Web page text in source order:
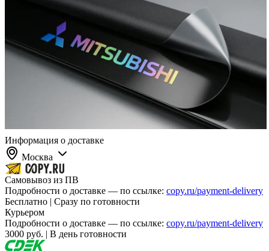
Информация о доставке
Москва
Самовывоз из ПВ
Подробности о доставке — по ссылке: copy.ru/payment-delivery
Бесплатно | Сразу по готовности
Курьером
Подробности о доставке — по ссылке: copy.ru/payment-delivery
3000 руб. | В день готовности